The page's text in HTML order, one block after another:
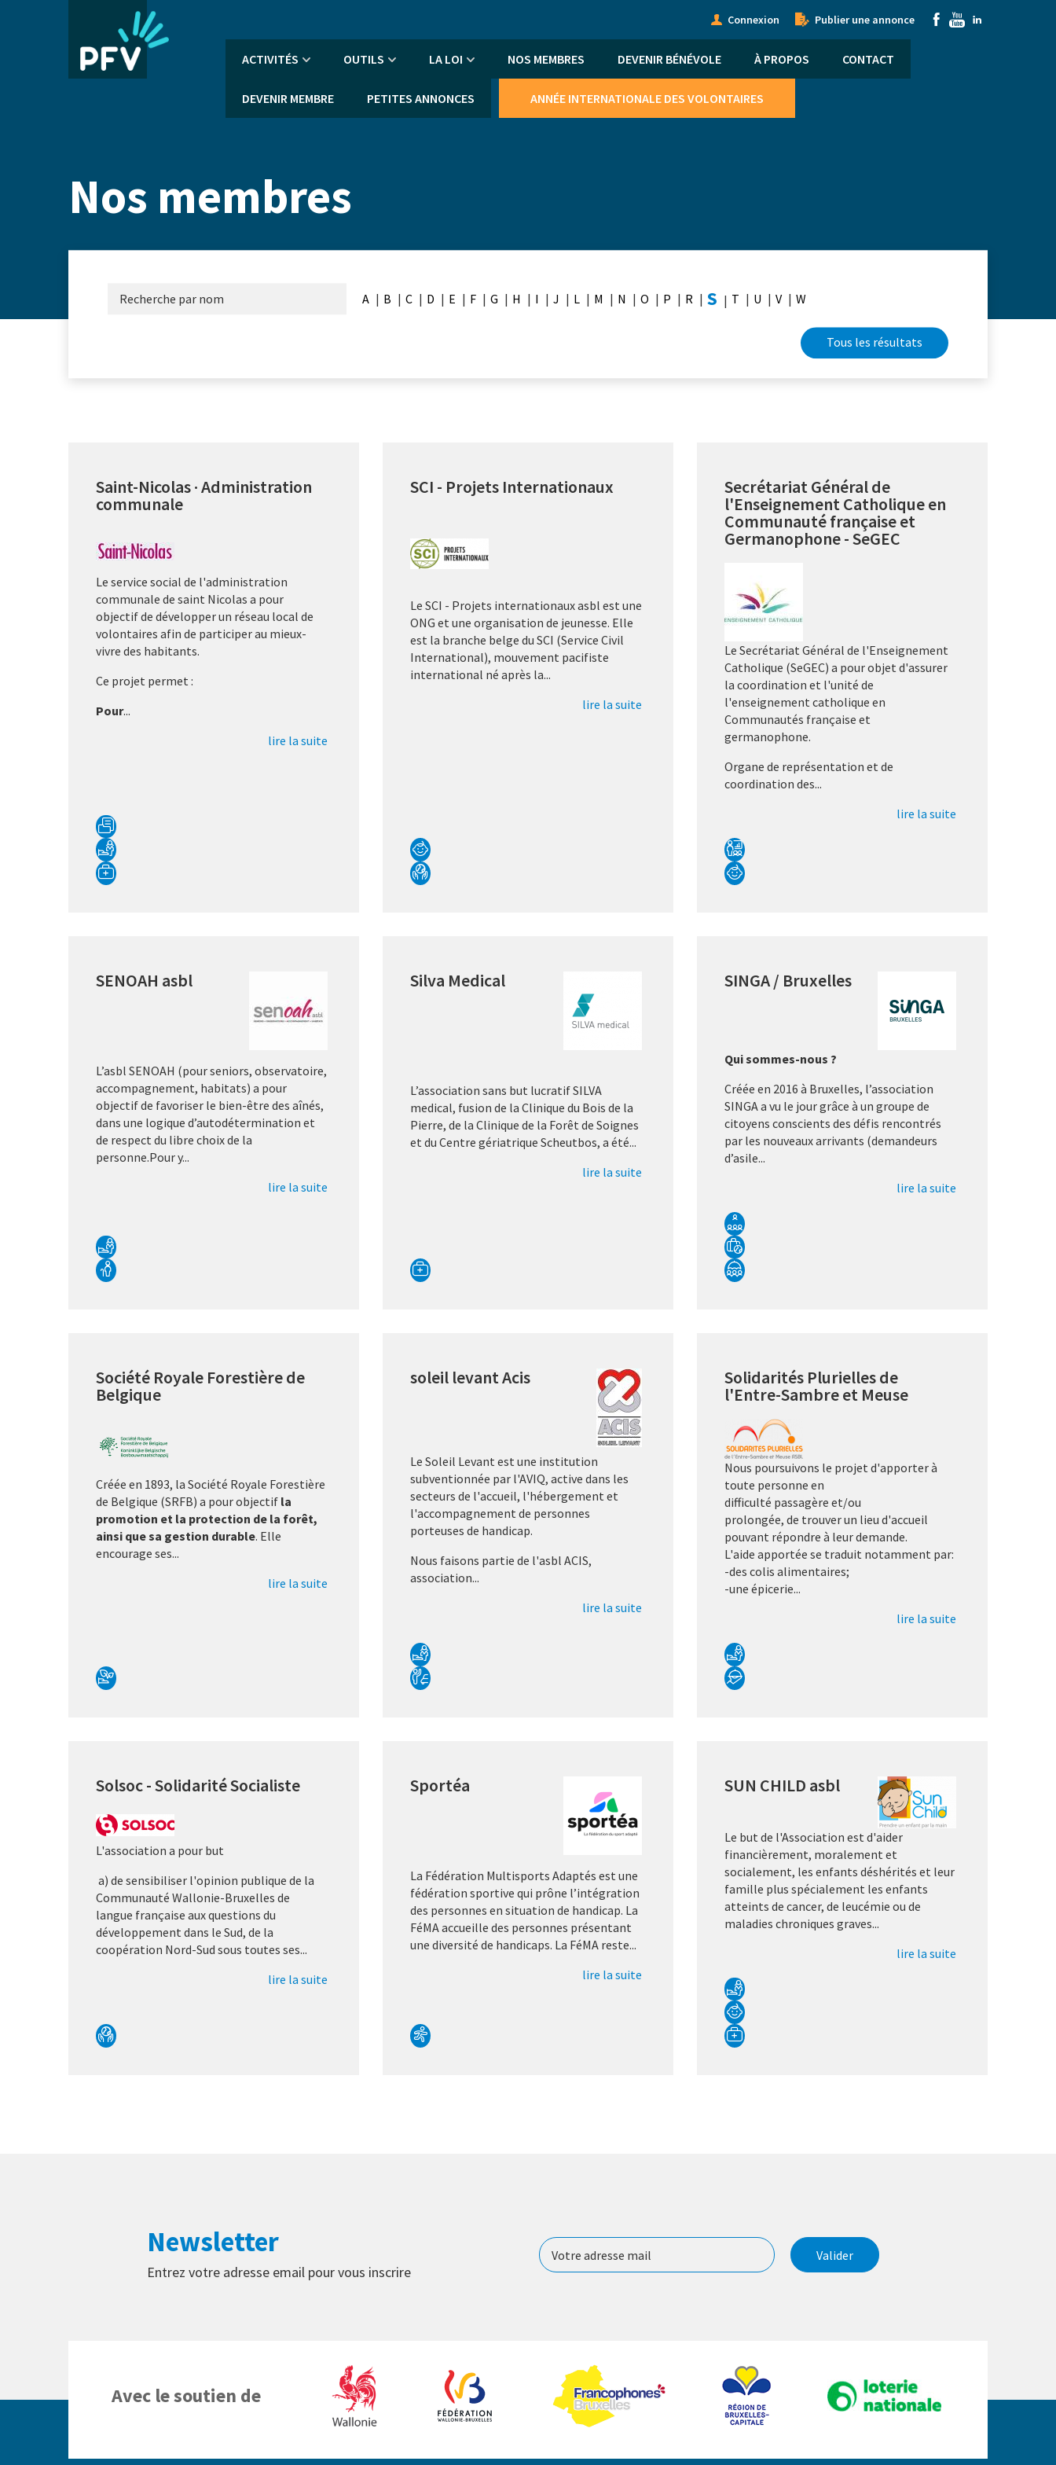
Anonymous
menu
Connexion Publier une annonce
Submenu
Navigation
ACTIVITÉS OUTILS LA LOI NOS MEMBRES DEVENIR BÉNÉVOLE À PROPOS CONTACT
DEVENIR MEMBRE PETITES ANNONCES ANNÉE INTERNATIONALE DES VOLONTAIRES
Nos membres
A B C D E F G H I J L M N O P R S T U V W
Tous les résultats
Saint-Nicolas · Administration
communale
Le service social de l'administration
communale de saint Nicolas a pour
objectif de développer un réseau local de
volontaires afin de participer au mieux-
vivre des habitants.
Ce projet permet :
Pour...
lire la suite
SCI - Projets Internationaux
Le SCI - Projets internationaux asbl est une
ONG et une organisation de jeunesse. Elle
est la branche belge du SCI (Service Civil
International), mouvement pacifiste
international né après la...
lire la suite
Secrétariat Général de
l'Enseignement Catholique en
Communauté française et
Germanophone - SeGEC
Le Secrétariat Général de l'Enseignement
Catholique (SeGEC) a pour objet d'assurer
la coordination et l'unité de
l'enseignement catholique en
Communautés française et
germanophone.
Organe de représentation et de
coordination des...
lire la suite
SENOAH asbl
L’asbl SENOAH (pour seniors, observatoire,
accompagnement, habitats) a pour
objectif de favoriser le bien-être des aînés,
dans une logique d’autodétermination et
de respect du libre choix de la
personne.Pour y...
lire la suite
Silva Medical
L’association sans but lucratif SILVA
medical, fusion de la Clinique du Bois de la
Pierre, de la Clinique de la Forêt de Soignes
et du Centre gériatrique Scheutbos, a été...
lire la suite
SINGA / Bruxelles
Qui sommes-nous ?
Créée en 2016 à Bruxelles, l’association
SINGA a vu le jour grâce à un groupe de
citoyens conscients des défis rencontrés
par les nouveaux arrivants (demandeurs
d’asile...
lire la suite
Société Royale Forestière de
Belgique
Créée en 1893, la Société Royale Forestière
de Belgique (SRFB) a pour objectif la
promotion et la protection de la forêt,
ainsi que sa gestion durable. Elle
encourage ses...
lire la suite
soleil levant Acis
Le Soleil Levant est une institution
subventionnée par l'AVIQ, active dans les
secteurs de l'accueil, l'hébergement et
l'accompagnement de personnes
porteuses de handicap.
Nous faisons partie de l'asbl ACIS,
association...
lire la suite
Solidarités Plurielles de
l'Entre-Sambre et Meuse
Nous poursuivons le projet d'apporter à
toute personne en
difficulté passagère et/ou
prolongée, de trouver un lieu d'accueil
pouvant répondre à leur demande.
L'aide apportée se traduit notamment par:
-des colis alimentaires;
-une épicerie...
lire la suite
Solsoc - Solidarité Socialiste
L'association a pour but
a) de sensibiliser l'opinion publique de la
Communauté Wallonie-Bruxelles de
langue française aux questions du
développement dans le Sud, de la
coopération Nord-Sud sous toutes ses...
lire la suite
Sportéa
La Fédération Multisports Adaptés est une
fédération sportive qui prône l’intégration
des personnes en situation de handicap. La
FéMA accueille des personnes présentant
une diversité de handicaps. La FéMA reste...
lire la suite
SUN CHILD asbl
Le but de l'Association est d'aider
financièrement, moralement et
socialement, les enfants déshérités et leur
famille plus spécialement les enfants
atteints de cancer, de leucémie ou de
maladies chroniques graves...
lire la suite
Newsletter
Entrez votre adresse email pour vous inscrire
Valider
Avec le soutien de